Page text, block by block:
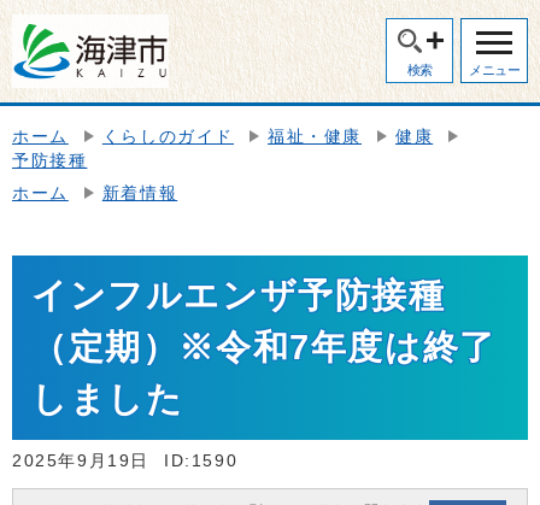
検索 メニュー
ホーム くらしのガイド 福祉・健康
健康
予防接種
ホーム
新着情報
インフルエンザ予防接種
（定期）※令和7年度は終了
しました
2025年9月19日 ID:1590